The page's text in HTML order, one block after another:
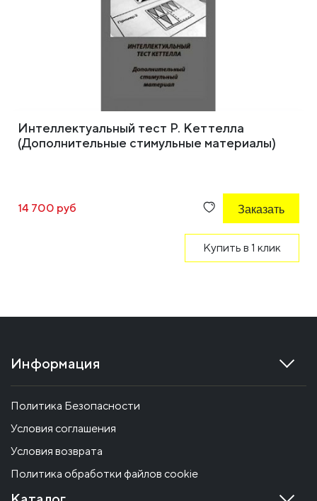
Интеллектуальный тест Р. Кеттелла
(Дополнительные стимульные материалы)
14 700 руб Заказать
Купить в 1 клик
Информация
Политика Безопасности
Условия соглашения
Условия возврата
Политика обработки файлов cookie